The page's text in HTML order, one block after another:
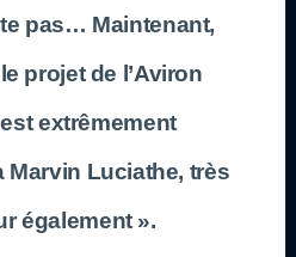
pas… Maintenant,
projet de l’Aviron
extrêmement
Marvin Luciathe, très
également ».